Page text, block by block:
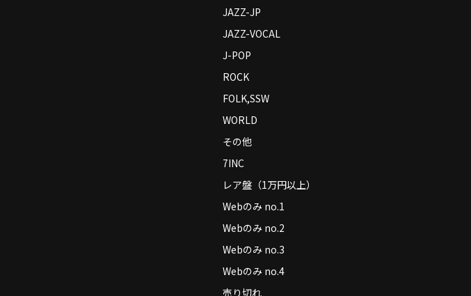
JAZZ-JP
JAZZ-VOCAL
J-POP
ROCK
FOLK,SSW
WORLD
その他
7INC
レア盤（1万円以上）
Webのみ no.1
Webのみ no.2
Webのみ no.3
Webのみ no.4
売り切れ